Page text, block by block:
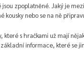
zpoplatněné. Jaký je
kousky nebo se na ně
které s hračkami už mají
informace, které se